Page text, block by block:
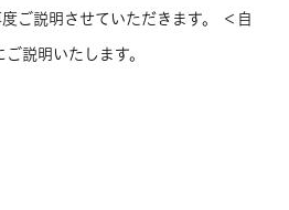
ご説明させていただきます。 ＜自
説明いたします。